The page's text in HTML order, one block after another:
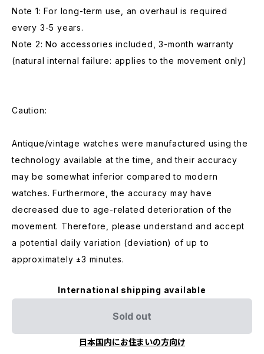
Note 1: For long-term use, an overhaul is required
every 3-5 years.
Note 2: No accessories included, 3-month warranty
(natural internal failure: applies to the movement only)
Caution:
Antique/vintage watches were manufactured using the
technology available at the time, and their accuracy
may be somewhat inferior compared to modern
watches. Furthermore, the accuracy may have
decreased due to age-related deterioration of the
movement. Therefore, please understand and accept
a potential daily variation (deviation) of up to
approximately ±3 minutes.
International shipping available
Sold out
日本国内にお住まいの方向け